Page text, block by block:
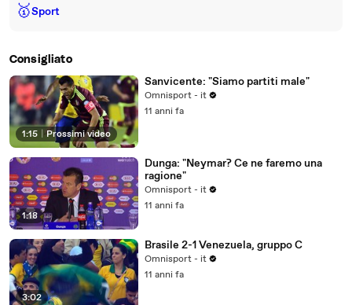
🥇Sport
Consigliato
1:15 Prossimi video
Sanvicente: "Siamo partiti male"
Omnisport - it
11 anni fa
1:18
Dunga: "Neymar? Ce ne faremo una
ragione"
Omnisport - it
11 anni fa
3:02
Brasile 2-1 Venezuela, gruppo C
Omnisport - it
11 anni fa